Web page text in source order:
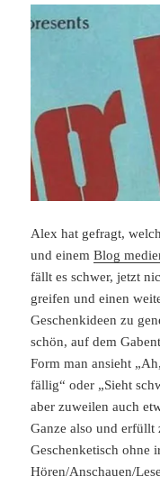
Alex hat gefragt,
und einemBlog
fällt es schwer, jetzt
greifen und einen
Geschenkideen zu
schön, auf dem
Form man ansieht
fällig“ oder „Sieht
aber zuweilen auch
Ganze also und
Geschenketisch ohne
Hören/Anschauen/